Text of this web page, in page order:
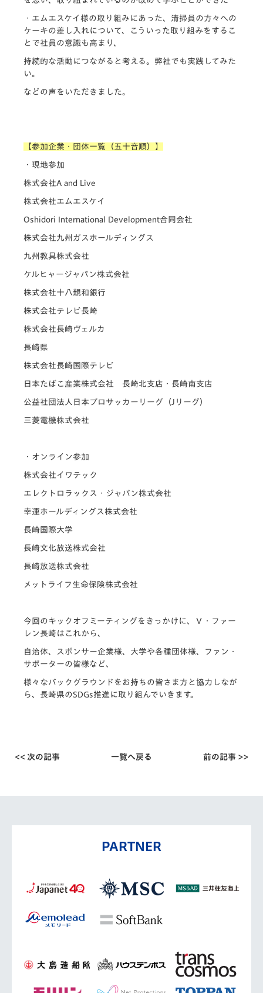
・エムエスケイ様の取り組みにあった、清掃員の方々への
ケーキの差し入れについて、
こういった取り組みをするこ
とで社員の意識も高まり、
持続的な活動につながると考える。弊社でも実践してみた
い。
などの声をいただきました。
【参加企業・団体一覧（五十音順）】
・現地参加
株式会社A and Live
株式会社エムエスケイ
Oshidori International Development合同会社
株式会社九州ガスホールディングス
九州教具株式会社
ケルヒャージャパン株式会社
株式会社十八親和銀行
株式会社テレビ長崎
株式会社長崎ヴェルカ
長崎県
株式会社長崎国際テレビ
日本たばこ産業株式会社 長崎北支店・長崎南支店
公益社団法人日本プロサッカーリーグ（Jリーグ）
三菱電機株式会社
・オンライン参加
株式会社イワテック
エレクトロラックス・ジャパン株式会社
幸運ホールディングス株式会社
長崎国際大学
長崎文化放送株式会社
長崎放送株式会社
メットライフ生命保険株式会社
今回のキックオフミーティングをきっかけに、Ｖ・ファー
レン長崎はこれから、
自治体、スポンサー企業様、大学や各種団体様、ファン・
サポーターの皆様など、
様々なバックグラウンドをお持ちの皆さま方と協力しなが
ら、長崎県のSDGs推進に取り組んでいきます。
<< 次の記事 一覧へ戻る 前の記事 >>
PARTNER